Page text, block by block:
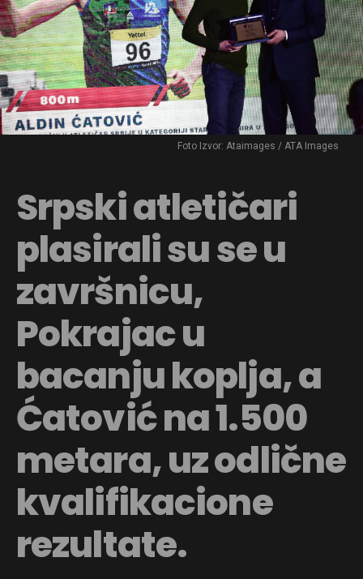
Foto Izvor: Ataimages / ATA Images
Srpski atletičari
plasirali su se u
završnicu,
Pokrajac u
bacanju koplja, a
Ćatović na 1.500
metara, uz odlične
kvalifikacione
rezultate.